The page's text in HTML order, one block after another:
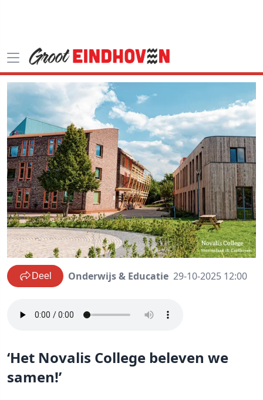
Deel Onderwijs & Educatie 29-10-2025 12:00
‘Het Novalis College beleven we
samen!’